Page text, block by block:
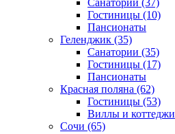
Санатории (37)
Гостиницы (10)
Пансионаты
Геленджик (35)
Санатории (35)
Гостиницы (17)
Пансионаты
Красная поляна (62)
Гостиницы (53)
Виллы и коттеджи
Сочи (65)